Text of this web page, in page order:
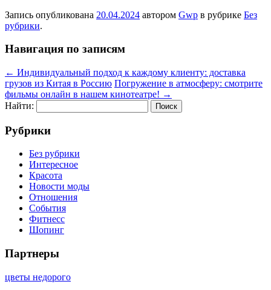
Запись опубликована 20.04.2024 автором Gwp в рубрике Без
рубрики.
Навигация по записям
← Индивидуальный подход к каждому клиенту: доставка
грузов из Китая в Россию Погружение в атмосферу: смотрите
фильмы онлайн в нашем кинотеатре! →
Найти:
Рубрики
Без рубрики
Интересное
Красота
Новости моды
Отношения
События
Фитнесс
Шопинг
Партнеры
цветы недорого